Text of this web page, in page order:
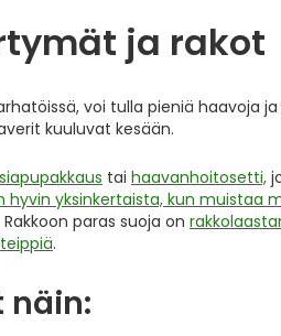
ja rakot
voi tulla pieniä haavoja
kuuluvat kesään.
tai haavanhoitosetti,
hyvin yksinkertaista, kun muistaa
Rakkoon paras suoja on
.
näin: